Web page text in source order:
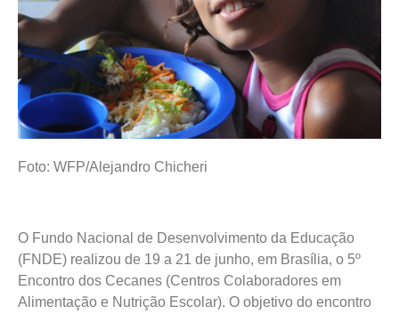
Foto: WFP/Alejandro Chicheri
O Fundo Nacional de Desenvolvimento da Educação
(FNDE) realizou de 19 a 21 de junho, em Brasília, o 5º
Encontro dos Cecanes (Centros Colaboradores em
Alimentação e Nutrição Escolar). O objetivo do encontro